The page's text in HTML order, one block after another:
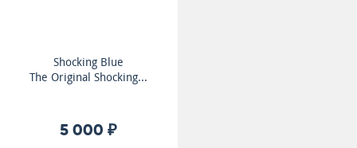
Shocking Blue
The Original Shocking...
5 000 ₽